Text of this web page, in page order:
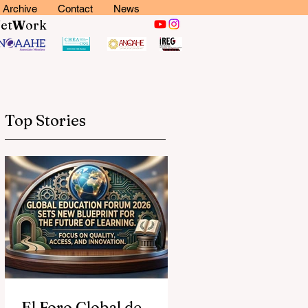
Archive Contact News
etWork
Top Stories